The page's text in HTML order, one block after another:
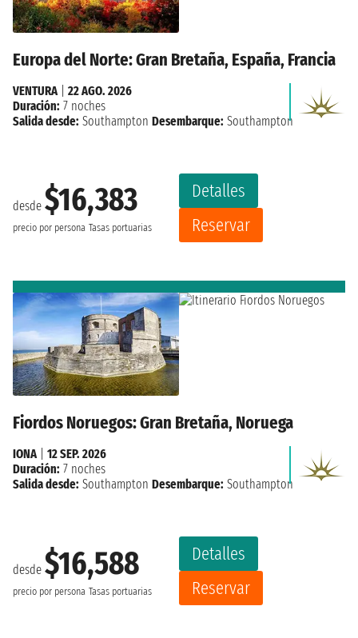
Europa del Norte: Gran Bretaña, España, Francia
desde $16,383
precio por persona Tasas portuarias
Detalles
Reservar
VENTURA
22 AGO. 2026
Duración: 7 noches
Salida desde: Southampton Desembarque: Southampton
Fiordos Noruegos: Gran Bretaña, Noruega
desde $16,588
precio por persona Tasas portuarias
Detalles
Reservar
IONA| 12 SEP. 2026
Duración: 7 noches
Salida desde: Southampton Desembarque: Southampton